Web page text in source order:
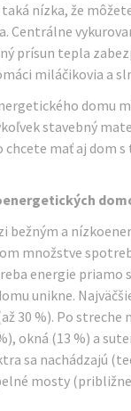
nízka, že
Centrálne
prísun tepla
miláčikovia a
domu
stavebný
mať aj dom
bežným a
množstve
energie priamo
unikne.
30 %). Po streche
okná (13 %) a
sa nachádzajú
mosty (približne